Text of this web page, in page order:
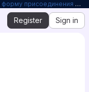
форму присоединения к Openelbrus
Register Sign in